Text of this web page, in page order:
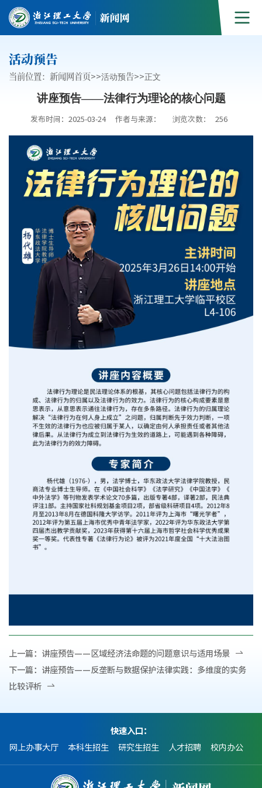
活动预告
当前位置： 新闻网首页>>活动预告>>正文
讲座预告——法律行为理论的核心问题
发布时间：2025-03-24 作者与来源： 浏览次数： 256
上一篇： 讲座预告——区域经济法命题的问题意识与适用场景
下一篇： 讲座预告——反垄断与数据保护法律实践：多维度的实务
比较评析
快速入口：
网上办事大厅
本科生招生 研究生招生 人才招聘 校内办公